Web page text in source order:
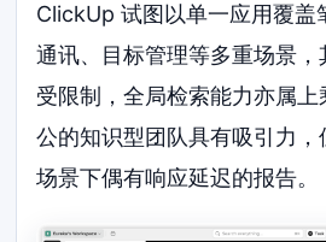
ClickUp 试图以单一应用覆盖
通讯、目标管理等多重场景
受限制，全局检索能力亦属
公的知识型团队具有吸引力
场景下偶有响应延迟的报告。